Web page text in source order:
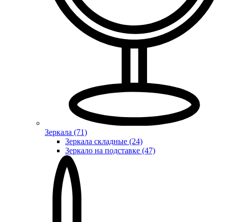
Зеркала (71)
Зеркала складные (24)
Зеркало на подставке (47)